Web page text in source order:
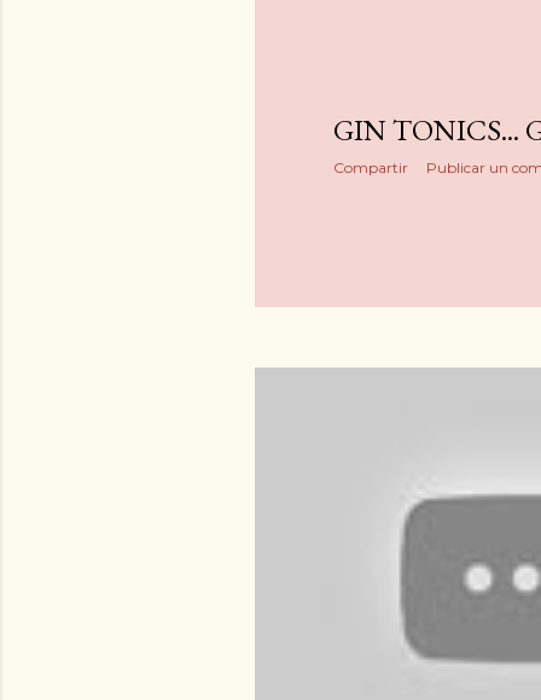
GIN TONICS...
Compartir Publicar un